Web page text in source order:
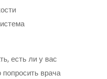
есть ли у вас
врача